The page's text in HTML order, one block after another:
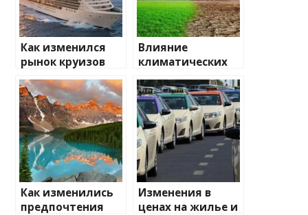
Как изменился
рынок круизов
после пандемии
Влияние
климатических
изменений на
туристические
направления
Как изменились
предпочтения
Изменения в
ценах на жилье и